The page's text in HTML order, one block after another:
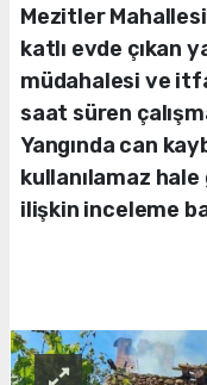
Mezitler
katlı evde çıkan
müdahalesi ve
saat süren
Yangında can
kullanılamaz hale
ilişkin inceleme